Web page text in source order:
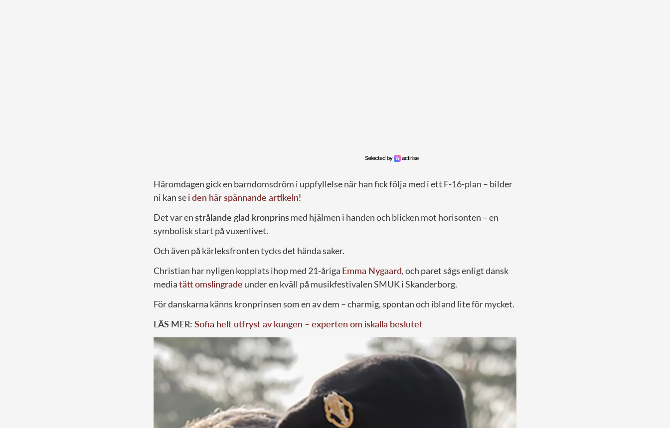
Häromdagen gick en barndomsdröm i uppfyllelse när han fick följa med i ett F-16-plan – bilder
ni kan sei den här spännande artikeln!
Det var enstrålande glad kronprins med hjälmen i handen och blicken mot horisonten – en
symbolisk start på vuxenlivet.
Och även på kärleksfronten tycks det hända saker.
Christian har nyligen kopplats ihop med 21-åriga Emma Nygaard, och paret sågs enligt dansk
mediatätt omslingrade under en kväll på musikfestivalen SMUK i Skanderborg.
För danskarna känns kronprinsen som en av dem – charmig, spontan och ibland lite för mycket.
LÄS MER: Sofia helt utfryst av kungen – experten om iskalla beslutet